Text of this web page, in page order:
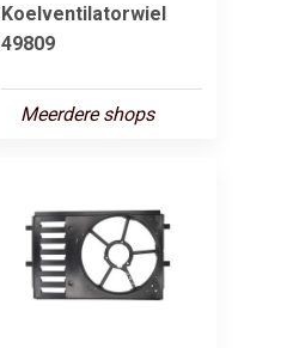
Koelventilatorwiel
49809
Meerdere shops